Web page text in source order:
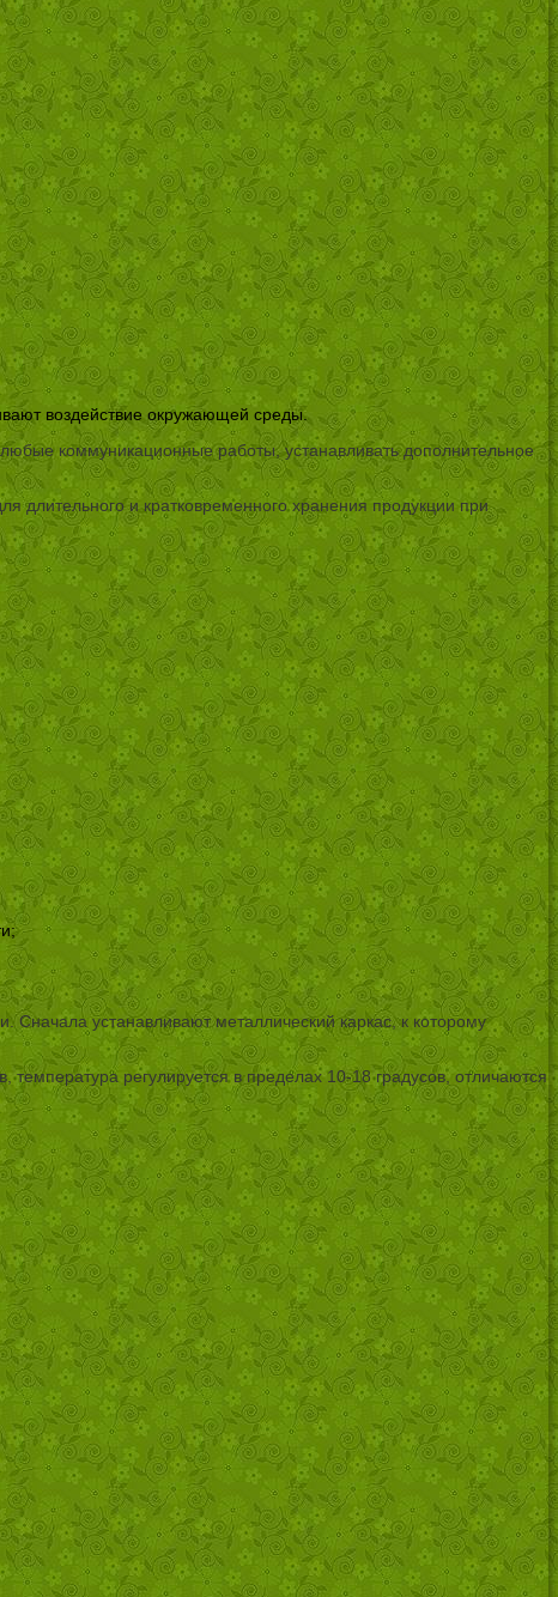
воздействие окружающей среды.
коммуникационные работы, устанавливать дополнительное
длительного и кратковременного хранения продукции при
устанавливают металлический каркас, к которому
регулируется в пределах 10-18 градусов, отличаются